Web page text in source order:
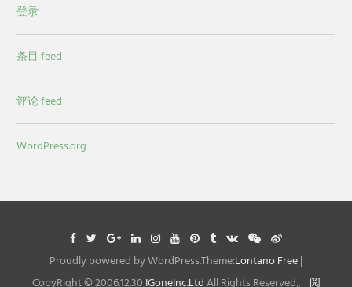
登录
条目 feed
评论 feed
WordPress.org
Facebook
TwitterGoogleLinkedinInstagram
YouTubePinterest
Tumblr
VK WeChatWeibo
Proudly powered by WordPress.Theme:Lontano Free|
CopyRight © 2006.12.30 IGoneInc.LtdAll Rights Reserved。 阅